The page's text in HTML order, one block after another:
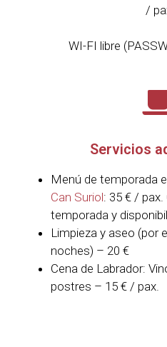
/
WI-FI libre (
Servicios
Menú de temporada
Can Suriol: 35 € /
temporada y
Limpieza y aseo (por
noches) – 20 €
Cena de Labrador:
postres – 15 € / pax.